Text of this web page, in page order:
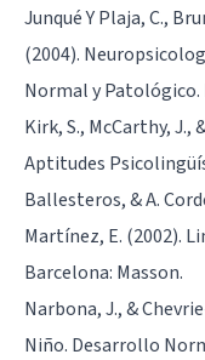
Junqué Y Plaja, C.,
(2004).
Normal y Patológico.
Kirk, S., McCarthy, J.,
Aptitudes
Ballesteros, & A.
Martínez, E. (2002).
Barcelona: Masson.
Narbona, J., &
Niño. Desarrollo